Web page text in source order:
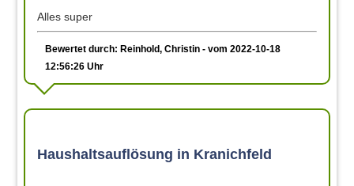
Alles super
Bewertet durch: Reinhold, Christin - vom 2022-10-18
12:56:26 Uhr
Haushaltsauflösung in Kranichfeld